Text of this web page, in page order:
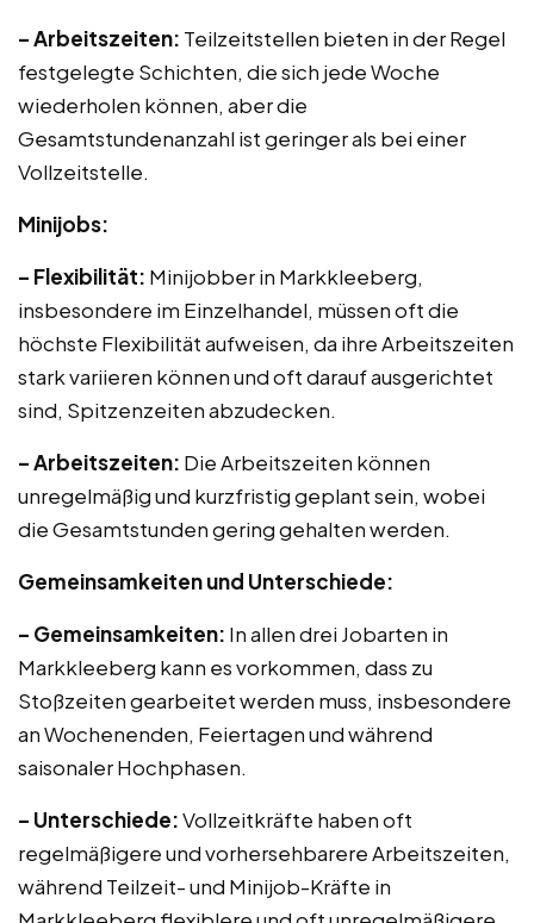
– Arbeitszeiten: Teilzeitstellen bieten in der Regel
festgelegte Schichten, die sich jede Woche
wiederholen können, aber die
Gesamtstundenanzahl ist geringer als bei einer
Vollzeitstelle.
Minijobs:
– Flexibilität: Minijobber in Markkleeberg,
insbesondere im Einzelhandel, müssen oft die
höchste Flexibilität aufweisen, da ihre Arbeitszeiten
stark variieren können und oft darauf ausgerichtet
sind, Spitzenzeiten abzudecken.
– Arbeitszeiten: Die Arbeitszeiten können
unregelmäßig und kurzfristig geplant sein, wobei
die Gesamtstunden gering gehalten werden.
Gemeinsamkeiten und Unterschiede:
– Gemeinsamkeiten: In allen drei Jobarten in
Markkleeberg kann es vorkommen, dass zu
Stoßzeiten gearbeitet werden muss, insbesondere
an Wochenenden, Feiertagen und während
saisonaler Hochphasen.
– Unterschiede:Vollzeitkräfte haben oft
regelmäßigere und vorhersehbarere Arbeitszeiten,
während Teilzeit- und Minijob-Kräfte in